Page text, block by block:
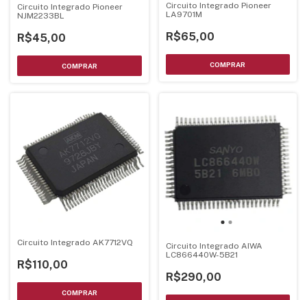
Circuito Integrado Pioneer
NJM2233BL
R$45,00
Circuito Integrado Pioneer
LA9701M
R$65,00
Circuito Integrado AK7712VQ
R$110,00
Circuito Integrado AIWA
LC866440W-5B21
R$290,00